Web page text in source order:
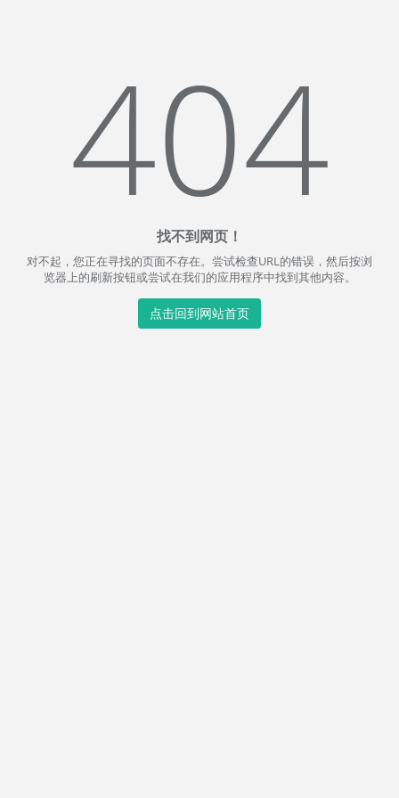
404
找不到网页！
对不起，您正在寻找的页面不存在。尝试检查URL的错误，然后按浏
览器上的刷新按钮或尝试在我们的应用程序中找到其他内容。
点击回到网站首页